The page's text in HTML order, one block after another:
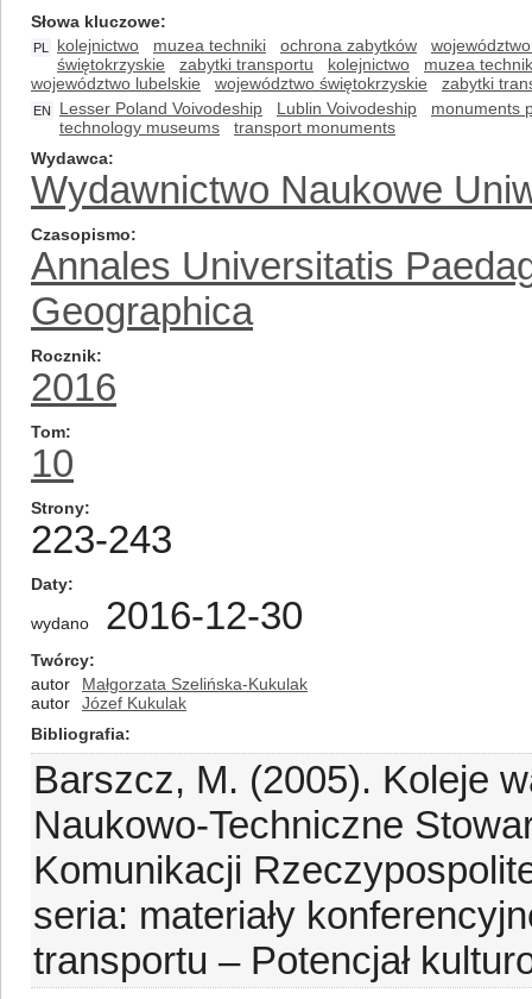
Słowa kluczowe
PL kolejnictwo muzea techniki ochrona zabytków
świętokrzyskie
zabytki transportu kolejnictwo
muzea
województwo lubelskie
województwo świętokrzyskie zabytki
EN Lesser Poland Voivodeship Lublin Voivodeship
monuments
technology museums
transport monuments
Wydawca
Wydawnictwo Naukowe
Czasopismo
Annales Universitatis
Geographica
Rocznik
2016
Tom
10
Strony
223-243
Daty
wydano 2016-12-30
Twórcy
autor
Małgorzata Szelińska-Kukulak
autor
Józef Kukulak
Bibliografia
Barszcz, M. (2005). Koleje
Naukowo-Techniczne
Komunikacji
seria: materiały
transportu – Potencjał